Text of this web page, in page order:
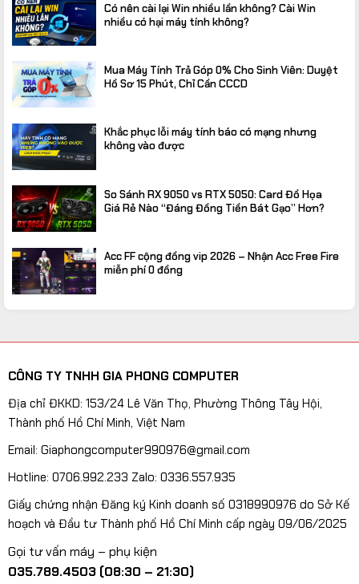
Có nên cài lại Win nhiều lần không? Cài Win
nhiều có hại máy tính không?
Mua Máy Tính Trả Góp 0% Cho Sinh Viên: Duyệt
Hồ Sơ 15 Phút, Chỉ Cần CCCD
Khắc phục lỗi máy tính báo có mạng nhưng
không vào được
So Sánh RX 9050 vs RTX 5050: Card Đồ Họa
Giá Rẻ Nào “Đáng Đồng Tiền Bát Gạo” Hơn?
Acc FF cộng đồng vip 2026 – Nhận Acc Free Fire
miễn phí 0 đồng
CÔNG TY TNHH GIA PHONG COMPUTER
Địa chỉ ĐKKD: 153/24 Lê Văn Thọ, Phường Thông Tây Hội,
Thành phố Hồ Chí Minh, Việt Nam
Email: Giaphongcomputer990976@gmail.com
Hotline: 0706.992.233 Zalo: 0336.557.935
Giấy chứng nhận Đăng ký Kinh doanh số 0318990976 do Sở Kế
hoạch và Đầu tư Thành phố Hồ Chí Minh cấp ngày 09/06/2025
Gọi tư vấn máy – phụ kiện
035.789.4503 (08:30 – 21:30)